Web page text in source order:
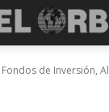
Fondos de Inversión,